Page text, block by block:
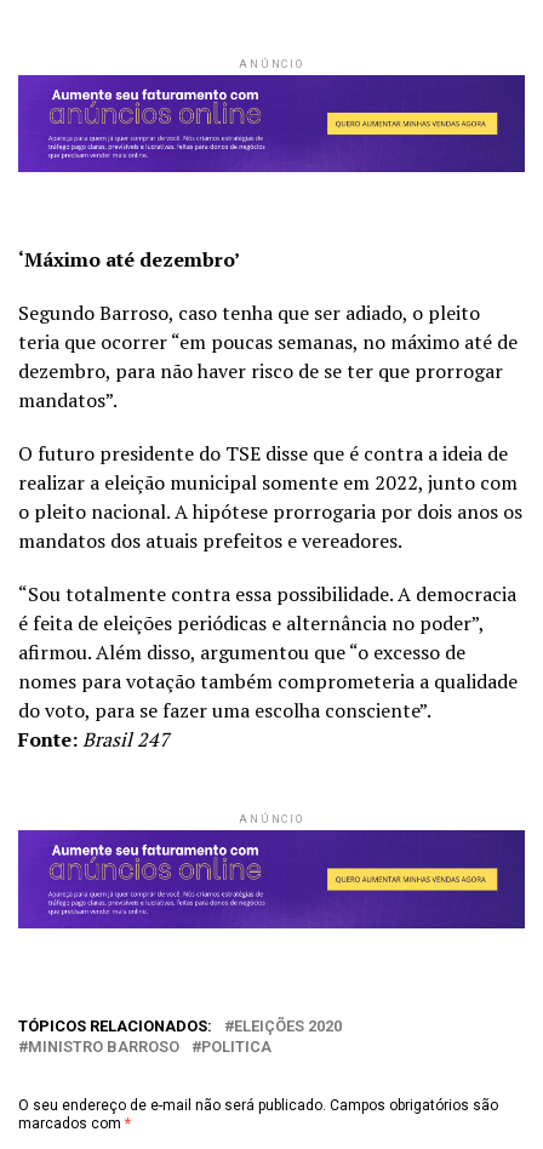
ANÚNCIO
‘Máximo até dezembro’
Segundo Barroso, caso tenha que ser adiado, o pleito
teria que ocorrer “em poucas semanas, no máximo até de
dezembro, para não haver risco de se ter que prorrogar
mandatos”.
O futuro presidente do TSE disse que é contra a ideia de
realizar a eleição municipal somente em 2022, junto com
o pleito nacional. A hipótese prorrogaria por dois anos os
mandatos dos atuais prefeitos e vereadores.
“Sou totalmente contra essa possibilidade. A democracia
é feita de eleições periódicas e alternância no poder”,
afirmou. Além disso, argumentou que “o excesso de
nomes para votação também comprometeria a qualidade
do voto, para se fazer uma escolha consciente”.
Fonte:Brasil 247
ANÚNCIO
TÓPICOS RELACIONADOS:
ELEIÇÕES 2020
MINISTRO BARROSO
POLITICA
O seu endereço de e-mail não será publicado. Campos obrigatórios são
marcados com *